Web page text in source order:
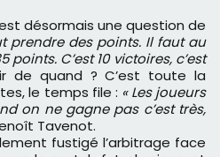
désormais une question de
prendre des points. Il faut au
C’est 10 victoires, c’est
de quand ? C’est toute la
le temps file : « Les joueurs
on ne gagne pas c’est très,
Tavenot.
fustigé l’arbitrage face